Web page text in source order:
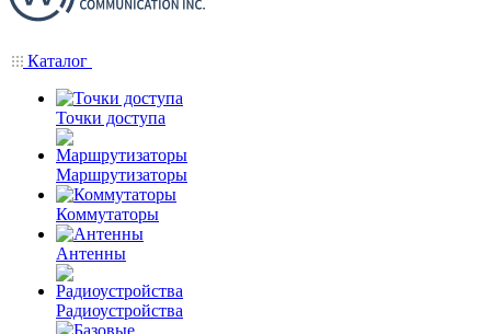
Каталог
Точки доступа
Маршрутизаторы
Коммутаторы
Антенны
Радиоустройства